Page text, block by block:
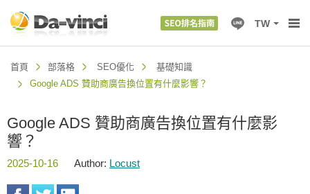
TW
首頁 部落格 SEO優化
基礎知識
Google ADS 贊助商廣告換位置有什麼影響？
Google ADS 贊助商廣告換位置有什麼影
響？
2025-10-16 Author: Locust